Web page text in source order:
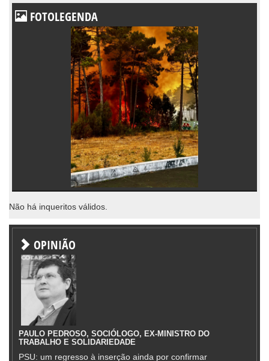
FOTOLEGENDA
Não há inqueritos válidos.
OPINIÃO
PAULO PEDROSO, SOCIÓLOGO, EX-MINISTRO DO
TRABALHO E SOLIDARIEDADE
PSU: um regresso à inserção ainda por confirmar